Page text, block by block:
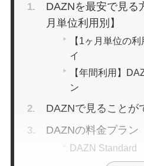
DAZNを最安で見る
月単位利用別】
【1ヶ月単位の
イ
【年間利用】
ン
DAZNで見ることが
DAZNの料金プラン
DAZN Standard